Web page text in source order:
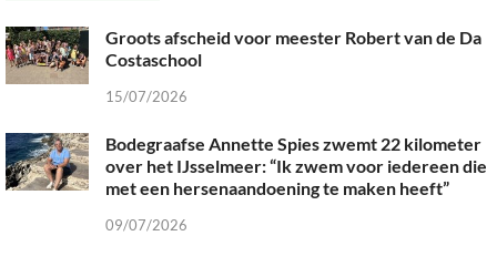
Groots afscheid voor meester Robert van de Da
Costaschool
15/07/2026
Bodegraafse Annette Spies zwemt 22 kilometer
over het IJsselmeer: “Ik zwem voor iedereen die
met een hersenaandoening te maken heeft”
09/07/2026